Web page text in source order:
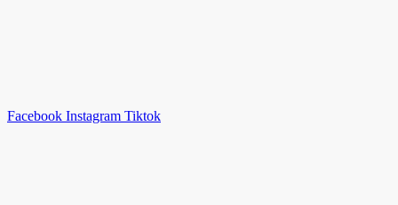
Facebook Instagram Tiktok